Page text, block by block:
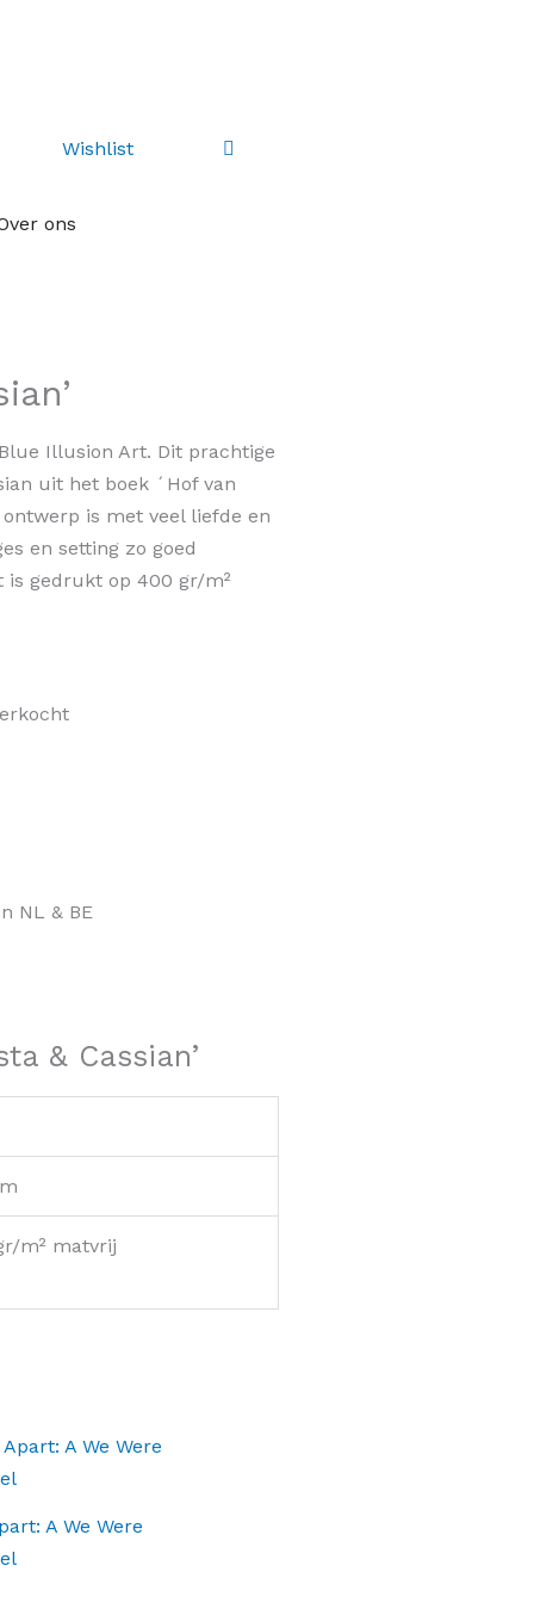
Wishlist
orders
ons
Illusion Art. Dit prachtige
uit het boek ´Hof van
is met veel liefde en
en setting zo goed
gedrukt op 400 gr/m²
NL & BE
& Cassian’
m² matvrij
A We Were